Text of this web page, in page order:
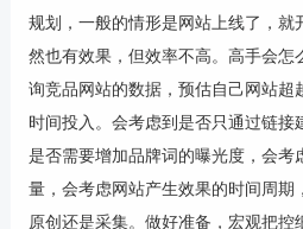
规划，一般的情形是网站上线了，就
然也有效果，但效率不高。高手会怎
询竞品网站的数据，预估自己网站超
时间投入。会考虑到是否只通过链接
是否需要增加品牌词的曝光度，会考
量，会考虑网站产生效果的时间周期
原创还是采集。做好准备，宏观把控